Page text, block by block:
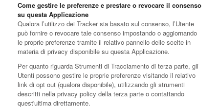
Come gestire le preferenze e prestare o revocare il consenso
su questa Applicazione
Qualora l’utilizzo dei Tracker sia basato sul consenso, l’Utente
può fornire o revocare tale consenso impostando o aggiornando
le proprie preferenze tramite il relativo pannello delle scelte in
materia di privacy disponibile su questa Applicazione.
Per quanto riguarda Strumenti di Tracciamento di terza parte, gli
Utenti possono gestire le proprie preferenze visitando il relativo
link di opt out (qualora disponibile), utilizzando gli strumenti
descritti nella privacy policy della terza parte o contattando
quest'ultima direttamente.